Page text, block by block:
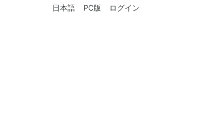
日本語 PC版 ログイン